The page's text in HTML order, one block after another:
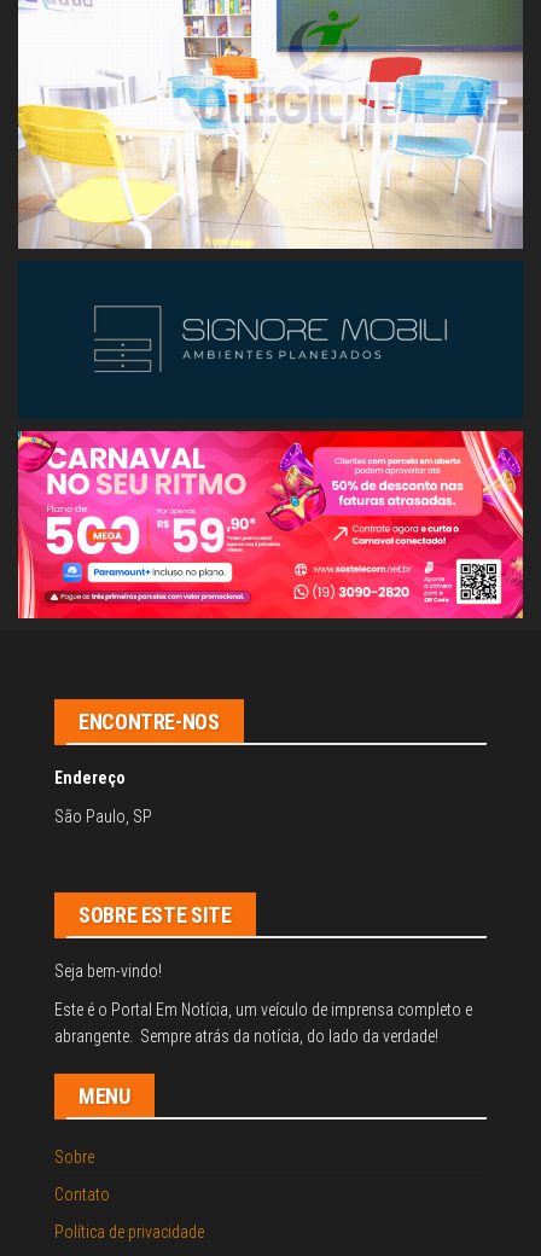
ENCONTRE-NOS
Endereço
São Paulo, SP
SOBRE ESTE SITE
Seja bem-vindo!
Este é o Portal Em Notícia, um veículo de imprensa completo e
abrangente. Sempre atrás da notícia, do lado da verdade!
MENU
Sobre
Contato
Política de privacidade